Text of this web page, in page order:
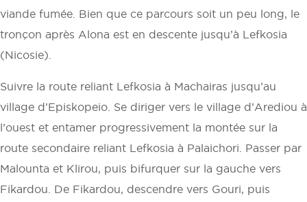
viande fumée. Bien que ce parcours soit un peu long, le
tronçon après Alona est en descente jusqu’à Lefkosia
(Nicosie).
Suivre la route reliant Lefkosia à Machairas jusqu’au
village d’Episkopeio. Se diriger vers le village d’Arediou à
l’ouest et entamer progressivement la montée sur la
route secondaire reliant Lefkosia à Palaichori. Passer par
Malounta et Klirou, puis bifurquer sur la gauche vers
Fikardou. De Fikardou, descendre vers Gouri, puis